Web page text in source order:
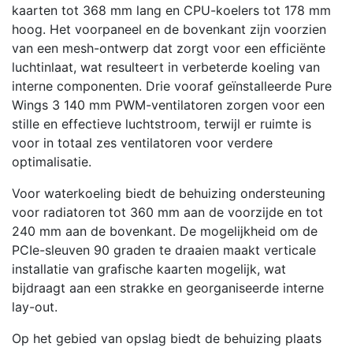
kaarten tot 368 mm lang en CPU-koelers tot 178 mm
hoog. Het voorpaneel en de bovenkant zijn voorzien
van een mesh-ontwerp dat zorgt voor een efficiënte
luchtinlaat, wat resulteert in verbeterde koeling van
interne componenten. Drie vooraf geïnstalleerde Pure
Wings 3 140 mm PWM-ventilatoren zorgen voor een
stille en effectieve luchtstroom, terwijl er ruimte is
voor in totaal zes ventilatoren voor verdere
optimalisatie.
Voor waterkoeling biedt de behuizing ondersteuning
voor radiatoren tot 360 mm aan de voorzijde en tot
240 mm aan de bovenkant. De mogelijkheid om de
PCIe-sleuven 90 graden te draaien maakt verticale
installatie van grafische kaarten mogelijk, wat
bijdraagt aan een strakke en georganiseerde interne
lay-out.
Op het gebied van opslag biedt de behuizing plaats